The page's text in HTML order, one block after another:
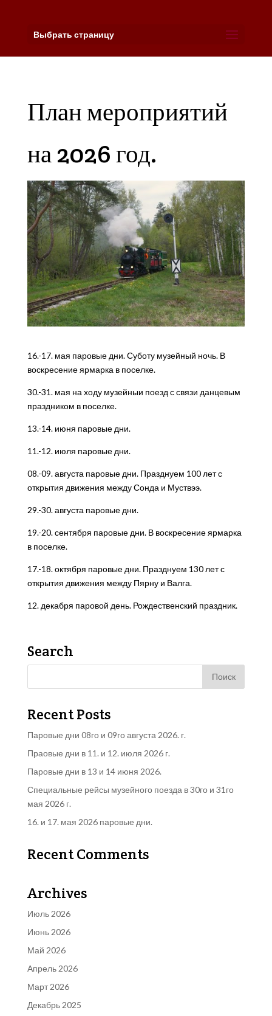
Выбрать страницу
План мероприятий
на 2026 год.
16.-17. мая паровые дни. Суботу музейный ночь. В
воскресение ярмарка в поселке.
30.-31. мая на ходу музейныи поезд с связи данцевым
праздником в поселке.
13.-14. июня паровые дни.
11.-12. июля паровые дни.
08.-09. августа паровые дни. Празднуем 100 лет с
открытия движения между Сонда и Муствээ.
29.-30. августа паровые дни.
19.-20. сентября паровые дни. В воскресение ярмарка
в поселке.
17.-18. октября паровые дни. Празднуем 130 лет с
открытия движения между Пярну и Валга.
12. декабря паровой день. Рождественский праздник.
Search
Recent Posts
Паровые дни 08го и 09го августа 2026. г.
Праовые дни в 11. и 12. июля 2026 г.
Паровые дни в 13 и 14 июня 2026.
Специальные рейсы музейного поезда в 30го и 31го
мая 2026 г.
16. и 17. мая 2026 паровые дни.
Recent Comments
Archives
Июль 2026
Июнь 2026
Май 2026
Апрель 2026
Март 2026
Декабрь 2025